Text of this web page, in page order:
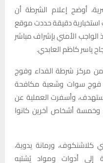
أوضح إعلام الشرطة أن
استخبارية دقيقة حددت موقع
الواجب الأمني بإشراف مباشر
ياسر كاظم العابدي.
من مركز شرطة الفداء وفوج
فوج سوات وشعبة مكافحة
وأسفرت العملية عن
وخمسة أشخاص آخرين كانوا
كلاشنكوف، ورمانة يدوية،
إلى أدوات ومواد يُشتبه